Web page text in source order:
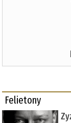
Felietony